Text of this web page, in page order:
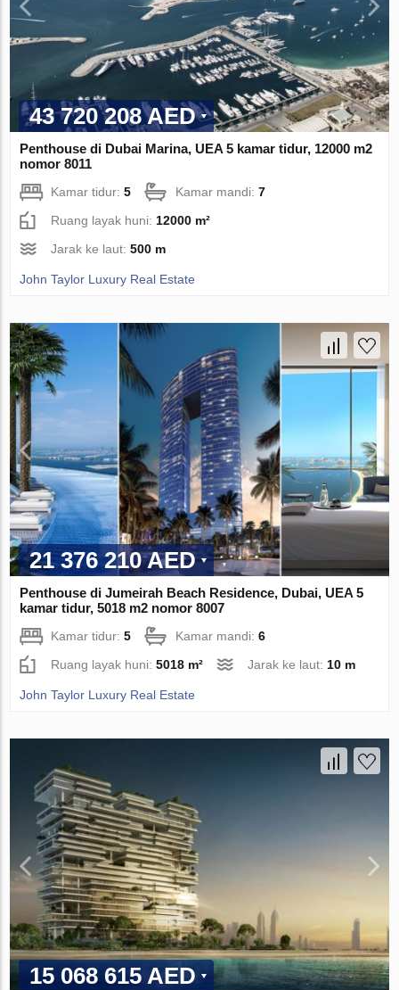
43 720 208 AED
Penthouse di Dubai Marina, UEA 5 kamar tidur, 12000 m2
nomor 8011
Kamar tidur:5 Kamar mandi:7
Ruang layak huni: 12000 m²
Jarak ke laut:500 m
John Taylor Luxury Real Estate
21 376 210 AED
Penthouse di Jumeirah Beach Residence, Dubai, UEA 5
kamar tidur, 5018 m2 nomor 8007
Kamar tidur:5 Kamar mandi:6
Ruang layak huni:5018 m² Jarak ke laut: 10 m
John Taylor Luxury Real Estate
15 068 615 AED